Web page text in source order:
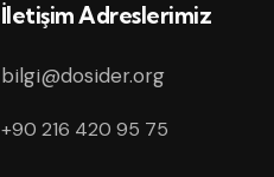
İletişim Adreslerimiz
bilgi@dosider.org
+90 216 420 95 75